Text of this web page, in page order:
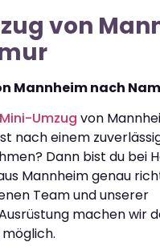
von
Mannheim nach
Mini-Umzug von
nach einem
Dann bist du bei
Mannheim genau
Team und unserer
machen wir